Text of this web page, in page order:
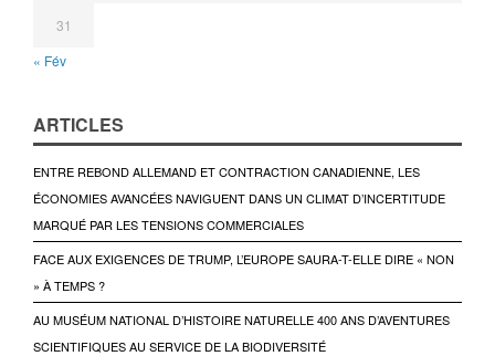
31
« Fév
ARTICLES
ENTRE REBOND ALLEMAND ET CONTRACTION CANADIENNE, LES
ÉCONOMIES AVANCÉES NAVIGUENT DANS UN CLIMAT D’INCERTITUDE
MARQUÉ PAR LES TENSIONS COMMERCIALES
FACE AUX EXIGENCES DE TRUMP, L’EUROPE SAURA-T-ELLE DIRE « NON
» À TEMPS ?
AU MUSÉUM NATIONAL D’HISTOIRE NATURELLE 400 ANS D’AVENTURES
SCIENTIFIQUES AU SERVICE DE LA BIODIVERSITÉ